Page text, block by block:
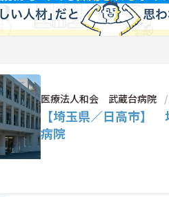
医療法人和会 武蔵台病院
【埼玉県／日高市】
病院